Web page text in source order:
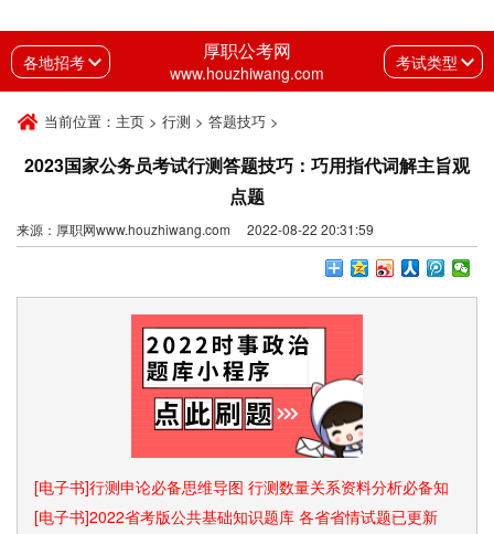
各地招考 厚职公考网
www.houzhiwang.com 考试类型
当前位置： 主页 > 行测 > 答题技巧 >
2023国家公务员考试行测答题技巧：巧用指代词解主旨观
点题
来源：厚职网www.houzhiwang.com 2022-08-22 20:31:59
[电子书]行测申论必备思维导图 行测数量关系资料分析必备知
识点和速算技巧
[电子书]2022省考版公共基础知识题库 各省省情试题已更新